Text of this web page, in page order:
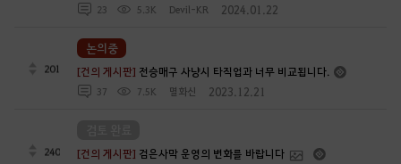
23 5.3K Devil-KR 2024.01.22
201 [건의 게시판] 전승매구 사냥시 타직업과 너무 비교됩니다.
37 7.5K 멸화신 2023.12.21
논의중
240 [건의 게시판] 검은사막 운영의 변화를 바랍니다